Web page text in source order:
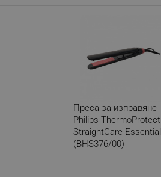
Преса за изправяне
Philips ThermoProtect
StraightCare Essential
(BHS376/00)